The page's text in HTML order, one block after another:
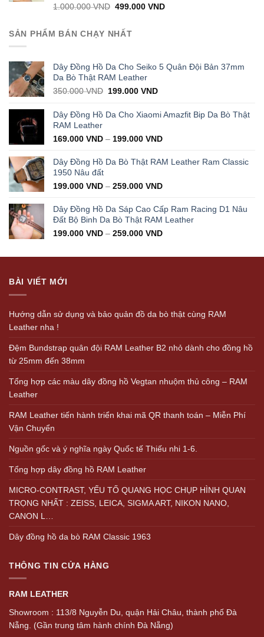
1.000.000VND Original
was:
1.000.000 VND.
499.000VNDCurrent
SẢN PHẨM BÁN CHẠY NHẤT
Dây Đồng Hồ Da Cho Seiko 5 Quân Đội Bản 37mm
Da Bò Thật RAM Leather
350.000VND Original
was:
199.000VNDCurrent
is:
199.000 VND.
Dây Đồng Hồ Da Cho Xiaomi Amazfit Bip Da Bò Thật
RAM Leather
169.000 VND – 199.000 VND
Dây Đồng Hồ Da Bò Thật RAM Leather Ram Classic
1950 Nâu đất
199.000 VND – 259.000 VND
Dây Đồng Hồ Da Sáp Cao Cấp Ram Racing D1 Nâu
Đất Bộ Binh Da Bò Thật RAM Leather
199.000 VND – 259.000 VND
BÀI VIẾT MỚI
Hướng dẫn sử dụng và bảo quản đồ da bò thật cùng RAM
Leather nha !
Đệm Bundstrap quân đội RAM Leather B2 nhỏ dành cho đồng hồ
từ 25mm đến 38mm
Tổng hợp các màu dây đồng hồ Vegtan nhuộm thủ công – RAM
Leather
RAM Leather tiến hành triển khai mã QR thanh toán – Miễn Phí
Vận Chuyển
Nguồn gốc và ý nghĩa ngày Quốc tế Thiếu nhi 1-6.
Tổng hợp dây đồng hồ RAM Leather
MICRO-CONTRAST, YẾU TỐ QUANG HỌC CHỤP HÌNH QUAN
TRỌNG NHẤT : ZEISS, LEICA, SIGMA ART, NIKON NANO,
CANON L…
Dây đồng hồ da bò RAM Classic 1963
THÔNG TIN CỬA HÀNG
RAM LEATHER
Showroom : 113/8 Nguyễn Du, quận Hải Châu, thành phố Đà
Nẵng. (Gần trung tâm hành chính Đà Nẵng)